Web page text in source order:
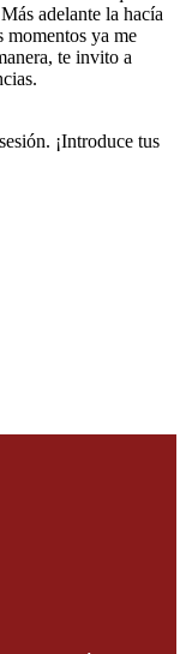
adelante la hacía
momentos ya me
te invito a
¡Introduce tus